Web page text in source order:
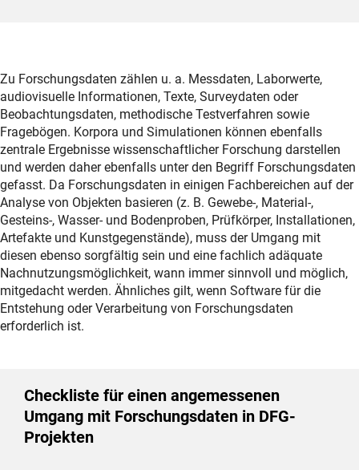
Zu Forschungsdaten zählen u. a. Messdaten, Laborwerte,
audiovisuelle Informationen, Texte, Surveydaten oder
Beobachtungsdaten, methodische Testverfahren sowie
Fragebögen. Korpora und Simulationen können ebenfalls
zentrale Ergebnisse wissenschaftlicher Forschung darstellen
und werden daher ebenfalls unter den Begriff Forschungsdaten
gefasst. Da Forschungsdaten in einigen Fachbereichen auf der
Analyse von Objekten basieren (z. B. Gewebe-, Material-,
Gesteins-, Wasser- und Bodenproben, Prüfkörper, Installationen,
Artefakte und Kunstgegenstände), muss der Umgang mit
diesen ebenso sorgfältig sein und eine fachlich adäquate
Nachnutzungsmöglichkeit, wann immer sinnvoll und möglich,
mitgedacht werden. Ähnliches gilt, wenn Software für die
Entstehung oder Verarbeitung von Forschungsdaten
erforderlich ist.
Checkliste für einen angemessenen
Umgang mit Forschungsdaten in DFG-
Projekten